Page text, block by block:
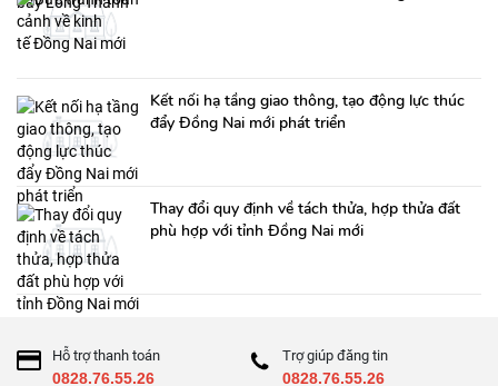
Kết nối hạ tầng giao thông, tạo động lực thúc
đẩy Đồng Nai mới phát triển
Thay đổi quy định về tách thửa, hợp thửa đất
phù hợp với tỉnh Đồng Nai mới
Hỗ trợ thanh toán
0828.76.55.26
Trợ giúp đăng tin
0828.76.55.26